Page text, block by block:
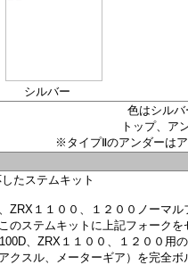
シルバー
色はシル
トップ、ア
※タイプⅡのアンダーは
たステムキット
ZRX１１００、１２００ノーマ
のステムキットに上記フォークを
、ZRX１１００、１２００用
クスル、メーターギア）を完全